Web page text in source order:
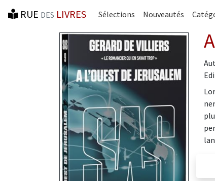
RUE DES LIVRES Sélections Nouveautés